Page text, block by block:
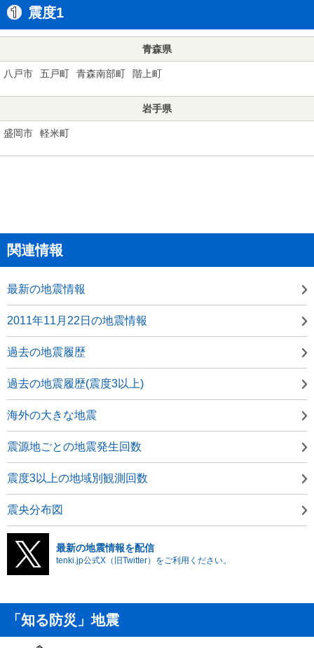
震度1
青森県
八戸市 五戸町 青森南部町 階上町
岩手県
盛岡市 軽米町
関連情報
最新の地震情報
2011年11月22日の地震情報
過去の地震履歴
過去の地震履歴(震度3以上)
海外の大きな地震
震源地ごとの地震発生回数
震度3以上の地域別観測回数
震央分布図
最新の地震情報を配信
tenki.jp公式X（旧Twitter）をご利用ください。
「知る防災」地震